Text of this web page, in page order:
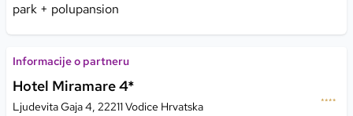
park + polupansion
Informacije o partneru
Hotel Miramare 4*
Ljudevita Gaja 4, 22211 Vodice Hrvatska